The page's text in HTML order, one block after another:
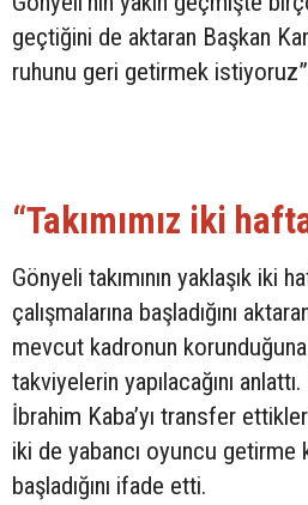
geçtiğini de aktaran Başkan
ruhunu geri getirmek
“Takımımız iki
Gönyeli takımının yaklaşık iki
çalışmalarına başladığını
mevcut kadronun
takviyelerin yapılacağını
İbrahim Kaba’yı transfer
iki de yabancı oyuncu
başladığını ifade etti.